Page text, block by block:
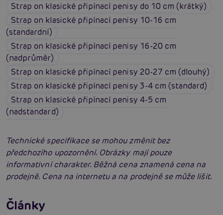
Strap on klasické připínací penisy do 10 cm (krátký)
Strap on klasické připínací penisy 10-16 cm
(standardní)
Strap on klasické připínací penisy 16-20 cm
(nadprůměr)
Strap on klasické připínací penisy 20-27 cm (dlouhý)
Strap on klasické připínací penisy 3-4 cm (standard)
Strap on klasické připínací penisy 4-5 cm
(nadstandard)
Technické specifikace se mohou změnit bez
předchozího upozornění. Obrázky mají pouze
informativní charakter. Běžná cena znamená cena na
prodejně. Cena na internetu a na prodejně se může lišit.
Články
Erotická inteligence: Příručka Sexiomů
Swingers party poprvé: Erotický ráj plný
extáze? Průvodce, který ti otevře dveře!